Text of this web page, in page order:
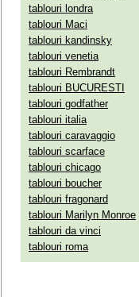
tablouri londra
tablouri Maci
tablouri kandinsky
tablouri venetia
tablouri Rembrandt
tablouri BUCURESTI
tablouri godfather
tablouri italia
tablouri caravaggio
tablouri scarface
tablouri chicago
tablouri boucher
tablouri fragonard
tablouri Marilyn Monroe
tablouri da vinci
tablouri roma